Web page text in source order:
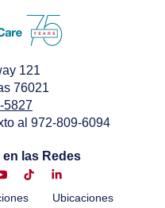
121
76021
5827
al 972-809-6094
las Redes
Ubicaciones